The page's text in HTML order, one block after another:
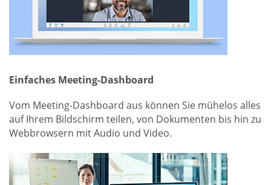
Einfaches Meeting-Dashboard
Vom Meeting-Dashboard aus können Sie mühelos alles
auf Ihrem Bildschirm teilen, von Dokumenten bis hin zu
Webbrowsern mit Audio und Video.